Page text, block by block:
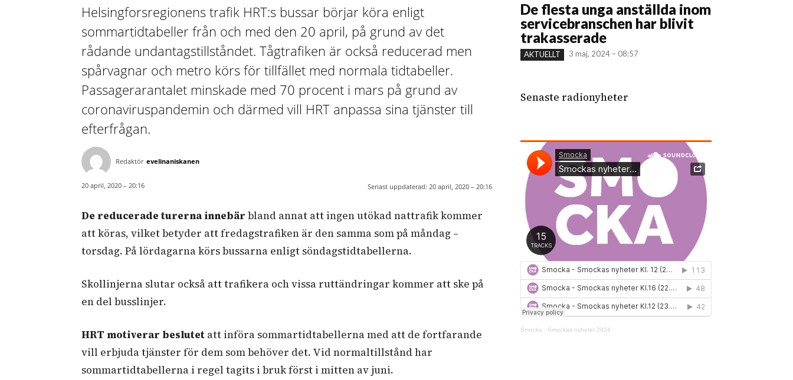
Helsingforsregionens trafik HRT:s bussar börjar köra enligt
sommartidtabeller från och med den 20 april, på grund av det
rådande undantagstillståndet. Tågtrafiken är också reducerad men
spårvagnar och metro körs för tillfället med normala tidtabeller.
Passagerarantalet minskade med 70 procent i mars på grund av
coronaviruspandemin och därmed vill HRT anpassa sina tjänster till
efterfrågan.
Redaktör evelinaniskanen
20 april, 2020 – 20:16 Senast uppdaterad: 20 april, 2020 – 20:16
De reducerade turerna innebär bland annat att ingen utökad nattrafik kommer
att köras, vilket betyder att fredagstrafiken är den samma som på måndag –
torsdag. På lördagarna körs bussarna enligt söndagstidtabellerna.
Skollinjerna slutar också att trafikera och vissa ruttändringar kommer att ske på
en del busslinjer.
HRT motiverar beslutet att införa sommartidtabellerna med att de fortfarande
vill erbjuda tjänster för dem som behöver det. Vid normaltillstånd har
sommartidtabellerna i regel tagits i bruk först i mitten av juni.
De flesta unga anställda inom
servicebranschen har blivit
trakasserade
AKTUELLT 3 maj, 2024 – 08:57
Senaste radionyheter
Smocka · Smockas nyheter 2024